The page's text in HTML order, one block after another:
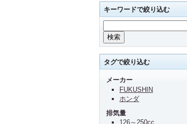
キーワードで絞り込む
タグで絞り込む
メーカー
FUKUSHIN
ホンダ
排気量
126～250cc